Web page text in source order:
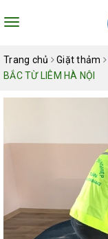
Toggle
Trang chủ Giặt thảm
BẮC TỪ LIÊM HÀ NỘI